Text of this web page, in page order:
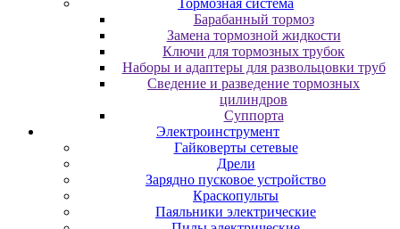
Тормозная система
Барабанный тормоз
Замена тормозной жидкости
Ключи для тормозных трубок
Наборы и адаптеры для развольцовки труб
Сведение и разведение тормозных
цилиндров
Суппорта
Электроинструмент
Гайковерты сетевые
Дрели
Зарядно пусковое устройство
Краскопульты
Паяльники электрические